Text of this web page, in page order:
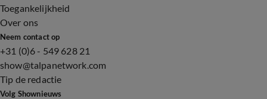
Toegankelijkheid
Over ons
Neem contact op
+31 (0)6 - 549 628 21
show@talpanetwork.com
Tip de redactie
Volg Shownieuws